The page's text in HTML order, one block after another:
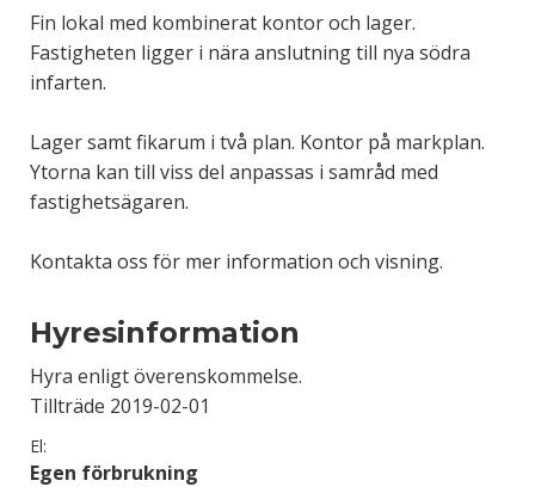
Fin lokal med kombinerat kontor och lager.
Fastigheten ligger i nära anslutning till nya södra
infarten.
Lager samt fikarum i två plan. Kontor på markplan.
Ytorna kan till viss del anpassas i samråd med
fastighetsägaren.
Kontakta oss för mer information och visning.
Hyresinformation
Hyra enligt överenskommelse.
Tillträde 2019-02-01
El:
Egen förbrukning